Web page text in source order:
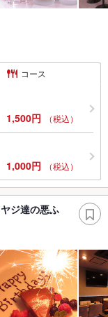
コース
1,500円 （税込）
1,000円 （税込）
ジ達の悪ふ